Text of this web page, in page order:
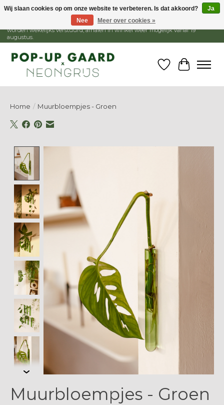
1 - 15 augustus is de winkel gesloten, webshop blijft open. Bestellingen
worden wekelijks verstuurd, afhalen in winkel weer mogelijk vanaf 19
augustus.
Verlanglijst
Home / Muurbloempjes - Groen
Product image slideshow Items
Muurbloempjes - Groen
Wij slaan cookies op om onze website te verbeteren. Is dat akkoord?
Ja
Nee
Meer over cookies »